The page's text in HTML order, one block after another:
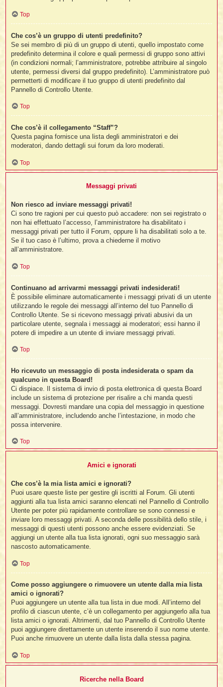
Top
Che cos’è un gruppo di utenti predefinito?
Se sei membro di più di un gruppo di utenti, quello impostato come
predefinito determina il colore e quali permessi di gruppo sono attivi
(in condizioni normali; l’amministratore, potrebbe attribuire al singolo
utente, permessi diversi dal gruppo predefinito). L’amministratore può
permetterti di modificare il tuo gruppo di utenti predefinito dal
Pannello di Controllo Utente.
Top
Che cos’è il collegamento “Staff”?
Questa pagina fornisce una lista degli amministratori e dei
moderatori, dando dettagli sui forum da loro moderati.
Top
Messaggi privati
Non riesco ad inviare messaggi privati!
Ci sono tre ragioni per cui questo può accadere: non sei registrato o
non hai effettuato l’accesso, l’amministratore ha disabilitato i
messaggi privati per tutto il Forum, oppure li ha disabilitati solo a te.
Se il tuo caso è l’ultimo, prova a chiederne il motivo
all’amministratore.
Top
Continuano ad arrivarmi messaggi privati indesiderati!
È possibile eliminare automaticamente i messaggi privati ​​di un utente
utilizzando le regole dei messaggi all’interno del tuo Pannello di
Controllo Utente. Se si ricevono messaggi privati ​​abusivi da un
particolare utente, segnala i messaggi ai moderatori; essi hanno il
potere di impedire a un utente di inviare messaggi privati​​.
Top
Ho ricevuto un messaggio di posta indesiderata o spam da
qualcuno in questa Board!
Ci dispiace. Il sistema di invio di posta elettronica di questa Board
include un sistema di protezione per risalire a chi manda questi
messaggi. Dovresti mandare una copia del messaggio in questione
all’amministratore, includendo anche l’intestazione, in modo che
possa intervenire.
Top
Amici e ignorati
Che cos’è la mia lista amici e ignorati?
Puoi usare queste liste per gestire gli iscritti al Forum. Gli utenti
aggiunti alla tua lista amici saranno elencati nel Pannello di Controllo
Utente per poter più rapidamente controllare se sono connessi e
inviare loro messaggi privati. A seconda delle possibilità dello stile, i
messaggi di questi utenti possono anche essere evidenziati. Se
aggiungi un utente alla tua lista ignorati, ogni suo messaggio sarà
nascosto automaticamente.
Top
Come posso aggiungere o rimuovere un utente dalla mia lista
amici o ignorati?
Puoi aggiungere un utente alla tua lista in due modi. All’interno del
profilo di ciascun utente, c’è un collegamento per aggiungerlo alla tua
lista amici o ignorati. Altrimenti, dal tuo Pannello di Controllo Utente
puoi aggiungere direttamente un utente inserendo il suo nome utente.
Puoi anche rimuovere un utente dalla lista dalla stessa pagina.
Top
Ricerche nella Board